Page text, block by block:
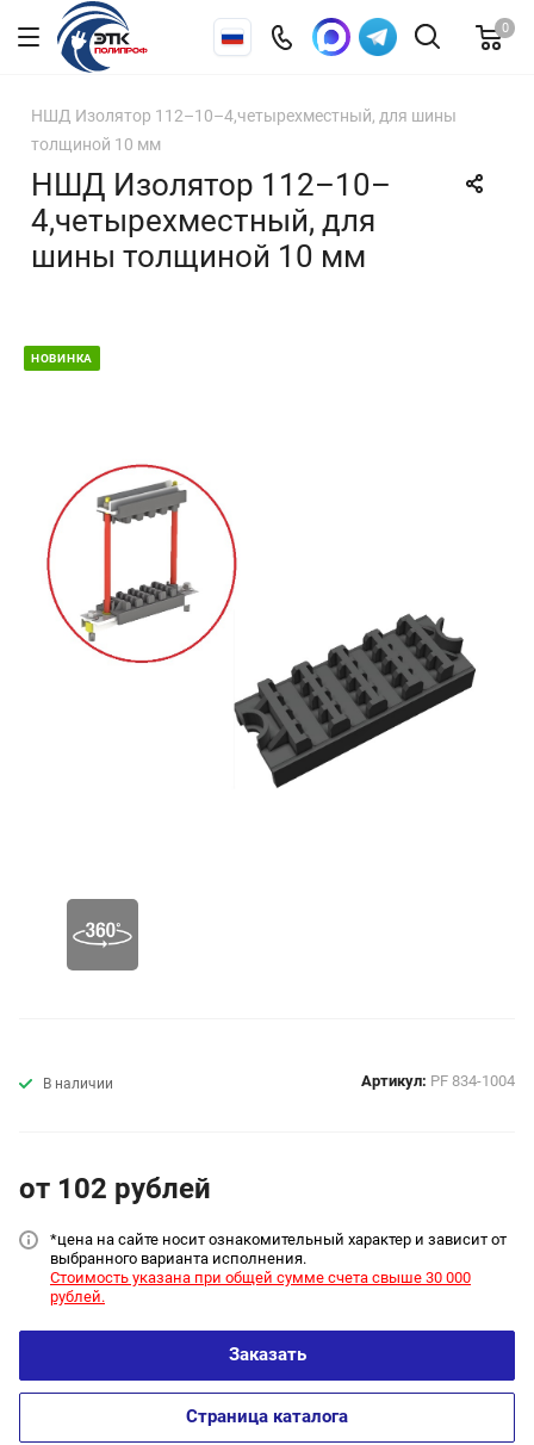
0
НШД Изолятор 112–10–4,четырехместный, для шины
толщиной 10 мм
НШД Изолятор 112–10–
4,четырехместный, для
шины толщиной 10 мм
НОВИНКА
В наличии Артикул: PF 834-1004
от 102 рублей
*цена на сайте носит ознакомительный характер и зависит от
выбранного варианта исполнения.
Стоимость указана при общей сумме счета свыше 30 000
рублей.
Заказать
Страница каталога